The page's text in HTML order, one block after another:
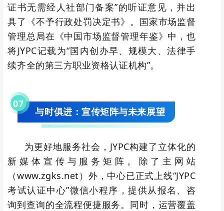
证书无需经人社部门备案”的听证意见，并出
具了《不予行政处罚决定书》。国家市场监督
管理总局在《中国市场监督管理年鉴》中，也
将JYPC记载为“国内创办早、规模大、法律手
续齐全的第三方职业资格认证机构”。
07
与时俱进：宣传矩阵与未来展望
为更好地服务社会，JYPC构建了立体化的
新媒体宣传与服务矩阵。除了主网站
（www.zgks.net）外，中心已正式上线“JYPC
考试认证中心”微信小程序，提供从报名、咨
询到查询的全流程便捷服务。同时，运营覆盖